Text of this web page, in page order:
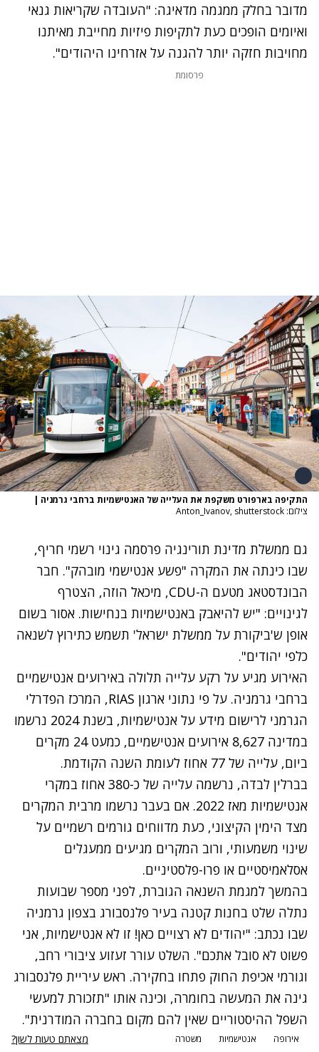
מדובר בחלק ממגמה מדאיגה: "העובדה שקריאות גנאי
ואיומים הופכים כעת לתקיפות פיזיות מחייבת מאיתנו
מחויבות חזקה יותר להגנה על אזרחינו היהודים".
פרסומת
התקיפה בארפורט משקפת את העלייה של האנטישמיות ברחבי גרמניה |
צילום: Anton_Ivanov, shutterstock
גם ממשלת מדינת תורינגיה פרסמה גינוי רשמי חריף,
שבו כינתה את המקרה "פשע אנטישמי מובהק". חבר
הבונדסטאג מטעם ה-CDU, מיכאל הוזה, הצטרף
לגינויים: "יש להיאבק באנטישמיות בנחישות. אסור בשום
אופן ש'ביקורת על ממשלת ישראל' תשמש כתירוץ לשנאה
כלפי יהודים".
האירוע מגיע על רקע עלייה תלולה באירועים אנטישמיים
ברחבי גרמניה. על פי נתוני ארגון RIAS, המרכז הפדרלי
הגרמני לרישום מידע על אנטישמיות, בשנת 2024 נרשמו
במדינה 8,627 אירועים אנטישמיים, כמעט 24 מקרים
ביום, עלייה של 77 אחוז לעומת השנה הקודמת.
בברלין לבדה, נרשמה עלייה של כ-380 אחוז במקרי
אנטישמיות מאז 2022. אם בעבר נרשמו מרבית המקרים
מצד הימין הקיצוני, כעת מדווחים גורמים רשמיים על
שינוי משמעותי, ורוב המקרים מגיעים ממעגלים
אסלאמיסטיים או פרו-פלסטיניים.
בהמשך למגמת השנאה הגוברת, לפני מספר שבועות
נתלה שלט בחנות קטנה בעיר פלנסבורג בצפון גרמניה
שבו נכתב: "יהודים לא רצויים כאן! זו לא אנטישמיות, אני
פשוט לא סובל אתכם". השלט עורר זעזוע ציבורי רחב,
וגורמי אכיפת החוק פתחו בחקירה. ראש עיריית פלנסבורג
גינה את המעשה בחומרה, וכינה אותו "תזכורת למעשי
השפל ההיסטוריים שאין להם מקום בחברה המודרנית".
אירופה אנטישמיות משטרה מצאתם טעות לשון?